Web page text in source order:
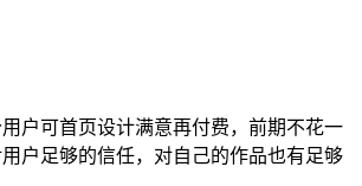
户可首页设计满意再付费，前期不花一
户足够的信任，对自己的作品也有足够